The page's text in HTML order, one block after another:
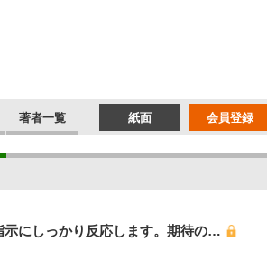
著者一覧 会員登録
紙面
示にしっかり反応します。期待の…